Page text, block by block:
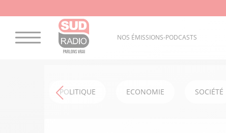
NOS ÉMISSIONS-PODCASTS
POLITIQUE ECONOMIE SOCIÉTÉ